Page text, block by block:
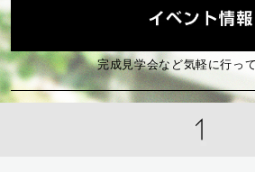
完成見学会など気軽に行っ